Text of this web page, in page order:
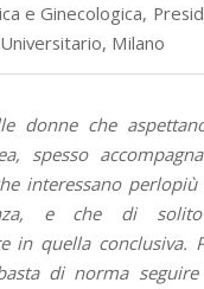
e Ginecologica,
Milano
donne che
spesso
interessano
e che di solito
in quella conclusiva.
di norma